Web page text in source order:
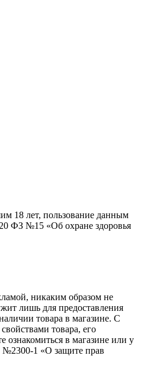
18 лет, пользование данным
ФЗ №15 «Об охране здоровья
никаким образом не
лишь для предоставления
товара в магазине. С
товара, его
ознакомиться в магазине или у
№2300-1 «О защите прав